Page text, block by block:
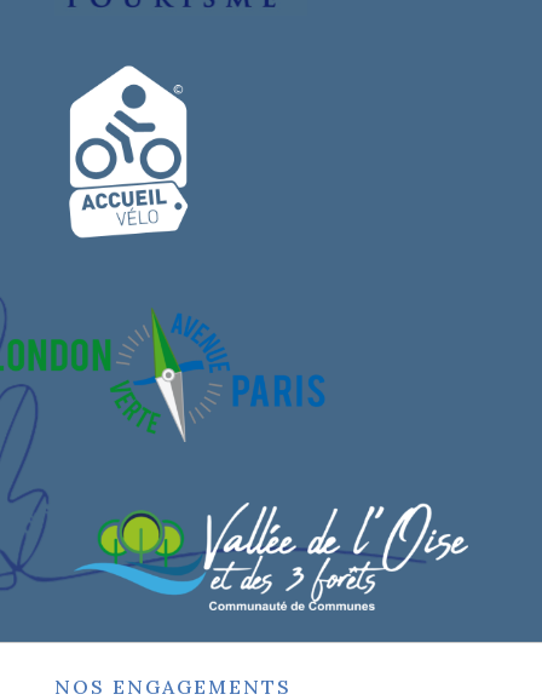
NOS ENGAGEMENTS